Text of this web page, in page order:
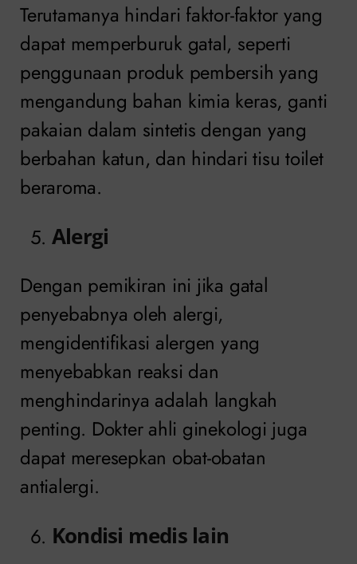
Terutamanya hindari faktor-faktor yang
dapat memperburuk gatal, seperti
penggunaan produk pembersih yang
mengandung bahan kimia keras, ganti
pakaian dalam sintetis dengan yang
berbahan katun, dan hindari tisu toilet
beraroma.
Alergi
Dengan pemikiran ini jika gatal
penyebabnya oleh alergi,
mengidentifikasi alergen yang
menyebabkan reaksi dan
menghindarinya adalah langkah
penting. Dokter ahli ginekologi juga
dapat meresepkan obat-obatan
antialergi.
Kondisi medis lain